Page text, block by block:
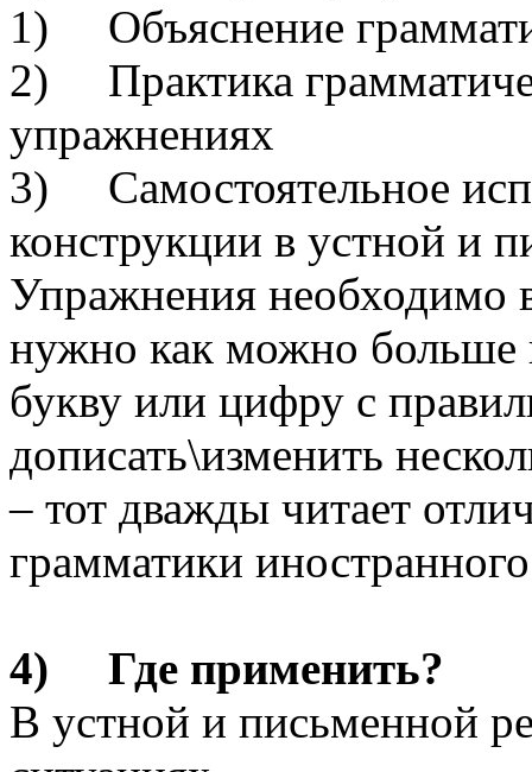
1) Объяснение
2) Практика
упражнениях
3) Самостоятельное
конструкции в устной и
Упражнения необходимо
нужно как можно больше
букву или цифру с
дописать\изменить
– тот дважды читает
грамматики
4) Где применить?
В устной и письменной